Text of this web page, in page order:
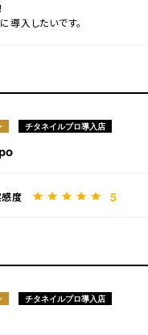
導入したいです。
チタネイルプロ導入店
感度 5
チタネイルプロ導入店